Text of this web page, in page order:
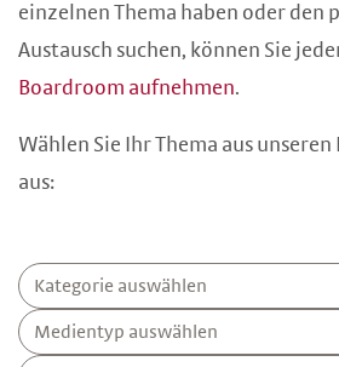
einzelnen Thema haben oder den
Austausch suchen, können Sie
Boardroom aufnehmen.
Wählen Sie Ihr Thema aus
aus:
Kategorie auswählen
Medientyp auswählen